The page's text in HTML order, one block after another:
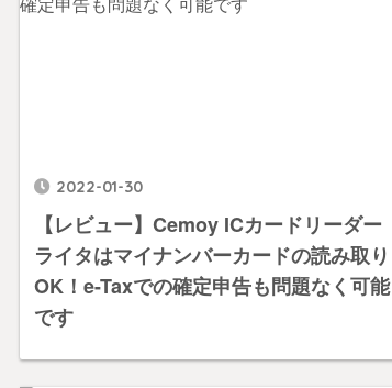
2022-01-30
【レビュー】Cemoy ICカードリーダー
ライタはマイナンバーカードの読み取り
OK！e-Taxでの確定申告も問題なく可能
です